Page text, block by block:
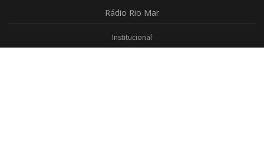
Rádio Rio Mar
Institucional